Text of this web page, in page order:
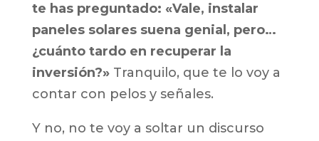
te has preguntado: «Vale, instalar
paneles solares suena genial, pero…
¿cuánto tardo en recuperar la
inversión?»Tranquilo, que te lo voy a
contar con pelos y señales.
Y no, no te voy a soltar un discurso